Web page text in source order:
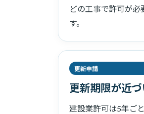
どの工事で許可が
す。
更新申請
更新期限が近
建設業許可は5年ご